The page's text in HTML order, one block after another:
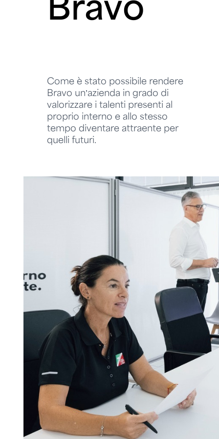
Come è stato possibile rendere
Bravo un’azienda in grado di
valorizzare i talenti presenti al
proprio interno e allo stesso
tempo diventare attraente per
quelli futuri.